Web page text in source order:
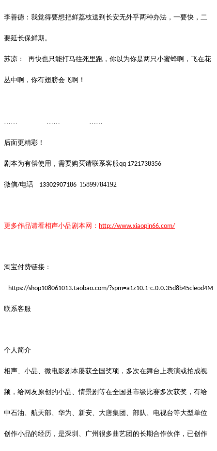
李善德：我觉得要想把鲜荔枝送到长安无外乎两种办法，一要快，二
要延长保鲜期。
苏凉： 再快也只能打马往死里跑，你以为你是两只小蜜蜂啊，飞在花
丛中啊，你有翅膀会飞啊！
后面更精彩！
剧本为有偿使用，需要购买请联系客服qq 1721738356
微信/电话 13302907186 15899784192
更多作品请看相声小品剧本网： http://www.xiaopin66.com/
淘宝付费链接：
https://shop108061013.taobao.com/?spm=a1z10.1-c.0.0.35d8b45cleod4M
联系客服
个人简介
相声、小品、微电影剧本屡获全国奖项，多次在舞台上表演或拍成视
频，给网友原创的小品、情景剧等在全国县市级比赛多次获奖，有给
中石油、航天部、华为、新安、大唐集团、部队、电视台等大型单位
创作小品的经历，是深圳、广州很多曲艺团的长期合作伙伴，已创作